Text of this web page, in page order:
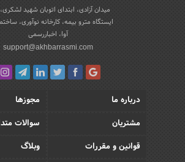
میدان آزادی، ابتدای اتوبان شهید
ایستگاه مترو بیمه، کارخانه نوآوری،
آوا، اخباررسمی
support@akhbarrasmi.com
درباره ما
مجوزها
مشتریان
سوالات
قوانین و مقررات
وبلاگ